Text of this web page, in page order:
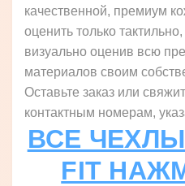
качественной, премиум
оценить только
визуально оценив всю
материалов своим
Оставьте заказ или
контактным номерам,
ВСЕ ЧЕХЛЫ
FIT